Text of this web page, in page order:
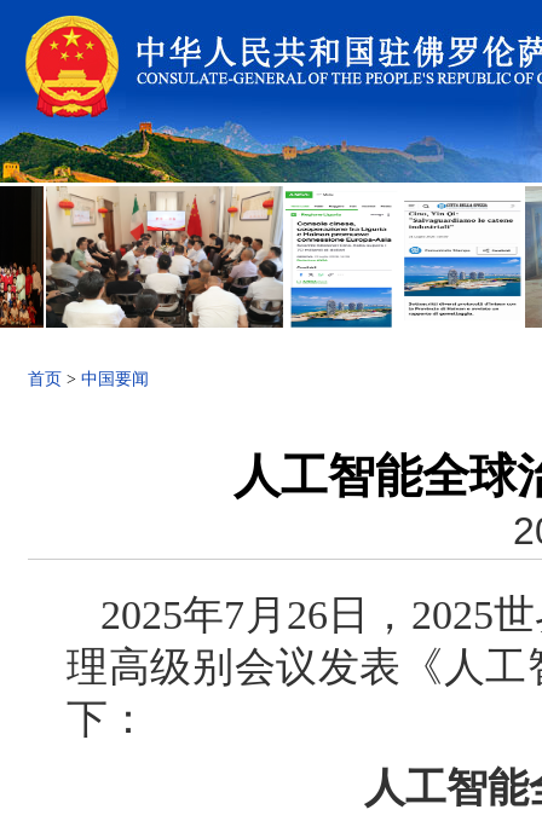
首页 > 中国要闻
人工智能全球
2025年7月26日，2025
理高级别会议发表《人
下：
人工智